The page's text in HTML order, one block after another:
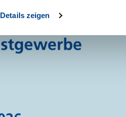
Details zeigen